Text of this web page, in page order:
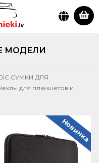
МОДЕЛИ
СУМКИ ДЛЯ
для планшетов и
Новинка